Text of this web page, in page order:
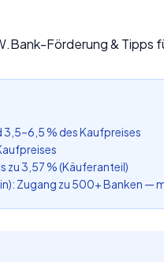
% des Kaufpreises
zu 3,57 % (Käuferanteil)
Zugang zu 500+ Banken —